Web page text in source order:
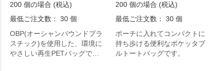
200 個の場合 (税込)
最低ご注文数： 30 個
OBP(オーシャンバウンドプラ
スチック)を使用した、環境に
やさしい再生PETバッグで
200 個の場合 (税込)
最低ご注文数： 30 個
ポーチに入れてコンパクトに
持ち歩ける便利なポケッタブ
ルトートバッグです。